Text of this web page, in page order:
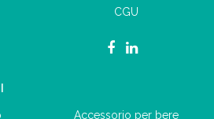
CGU
Accessorio per bere